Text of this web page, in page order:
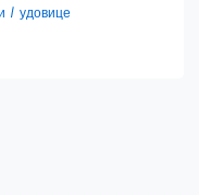
удовице